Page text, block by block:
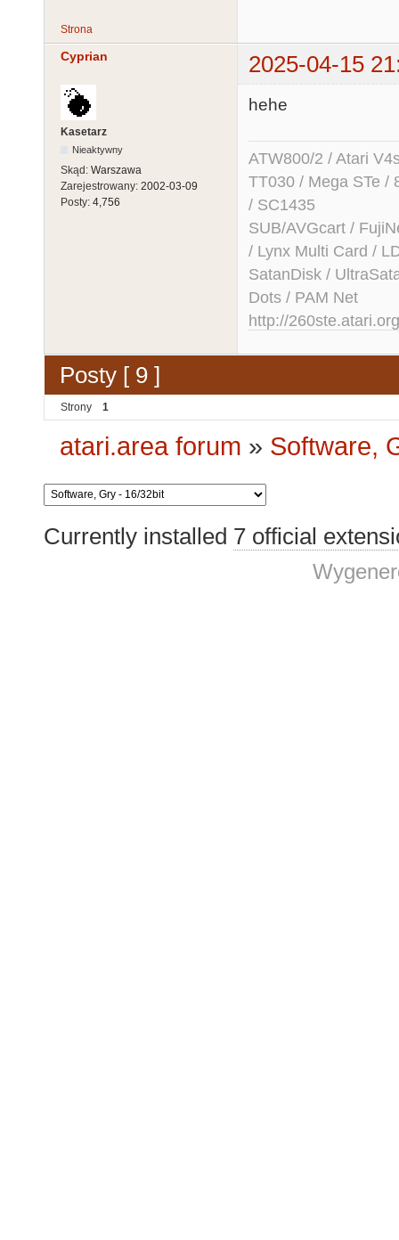
Strona
Cyprian 2025-04-15
Kasetarz
Nieaktywny
Skąd: Warszawa
Zarejestrowany: 2002-03-09
Posty: 4,756
hehe
ATW800/2 / Atari
TT030 / Mega STe /
/ SC1435
SUB/AVGcart /
/ Lynx Multi Card /
SatanDisk /
Dots / PAM Net
http://260ste.atari.org
Posty [ 9 ]
Strony 1
atari.area forum » Software,
Currently installed 7 official